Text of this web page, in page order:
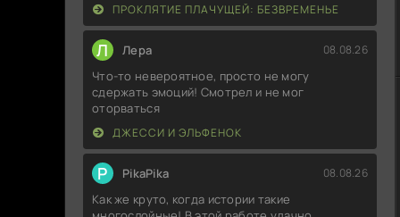
ПРОКЛЯТИЕ ПЛАЧУЩЕЙ: БЕЗВРЕМЕНЬЕ
Л Лера 08.08.26
Что-то невероятное, просто не могу
сдержать эмоций! Смотрел и не мог
оторваться
ДЖЕССИ И ЭЛЬФЕНОК
P PikaPika 08.08.26
Как же круто, когда истории такие